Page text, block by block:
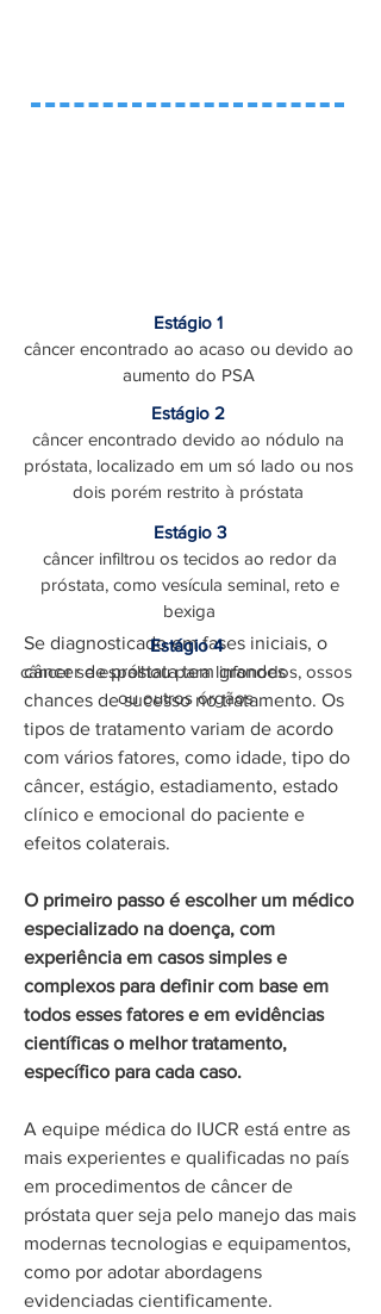
Se diagnosticado em fases iniciais, o
câncer de próstata tem grandes
chances de sucesso no tratamento. Os
tipos de tratamento variam de acordo
com vários fatores, como idade, tipo do
câncer, estágio, estadiamento, estado
clínico e emocional do paciente e
efeitos colaterais.
O primeiro passo é escolher um médico
especializado na doença, com
experiência em casos simples e
complexos para definir com base em
todos esses fatores e em evidências
científicas o melhor tratamento,
específico para cada caso.
A equipe médica do IUCR está entre as
mais experientes e qualificadas no país
em procedimentos de câncer de
próstata quer seja pelo manejo das mais
modernas tecnologias e equipamentos,
como por adotar abordagens
evidenciadas cientificamente.
Tratamento
Estágio 1
câncer encontrado ao acaso ou devido ao
aumento do PSA
Estágio 2
câncer encontrado devido ao nódulo na
próstata, localizado em um só lado ou nos
dois porém restrito à próstata
Estágio 3
câncer infiltrou os tecidos ao redor da
próstata, como vesícula seminal, reto e
bexiga
Estágio 4
câncer se espalhou para linfonodos, ossos
ou outros órgãos